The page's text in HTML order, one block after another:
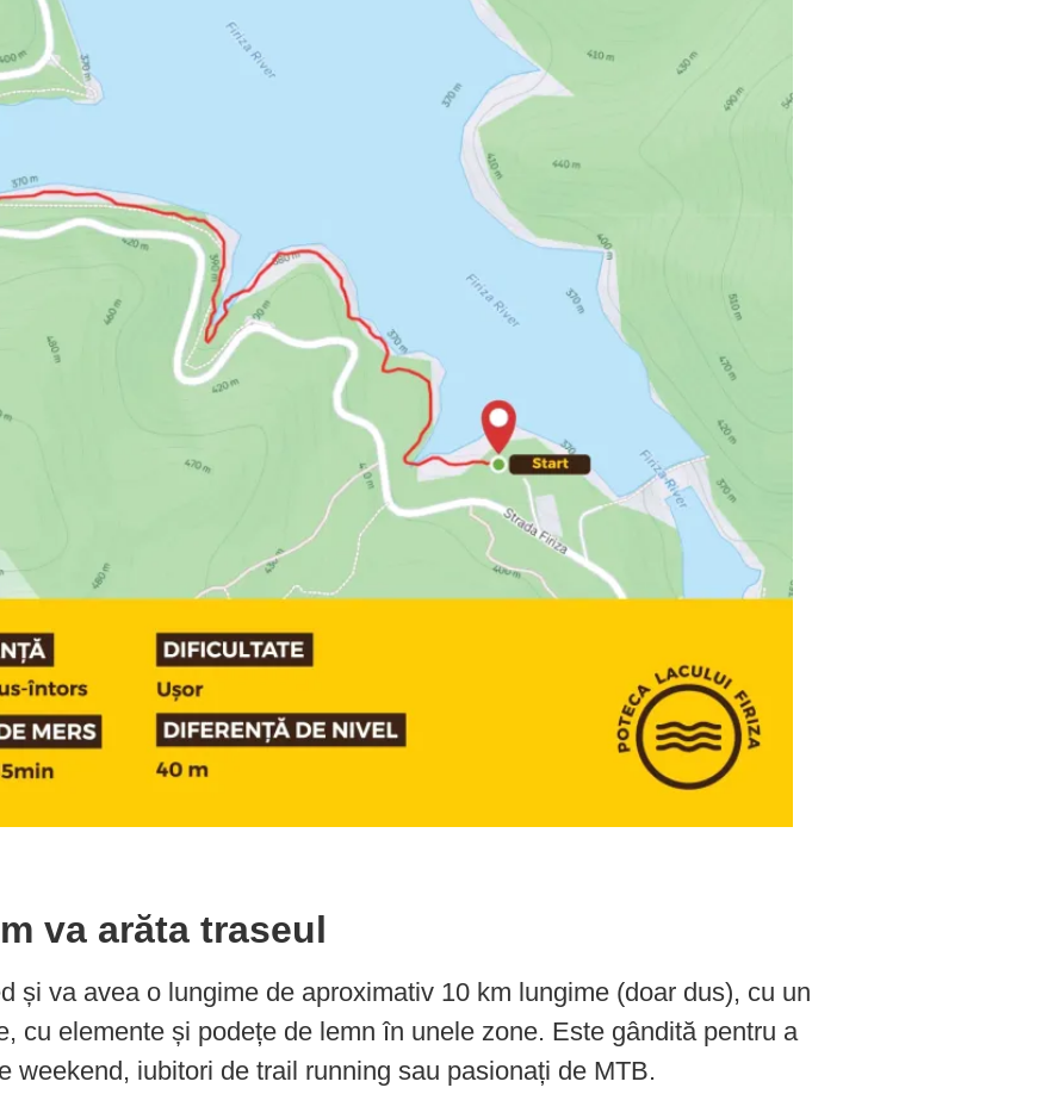
va arăta traseul
și va avea o lungime de aproximativ 10 km lungime (doar dus), cu un
cu elemente și podețe de lemn în unele zone. Este gândită pentru a
iubitori de trail running sau pasionați de MTB.